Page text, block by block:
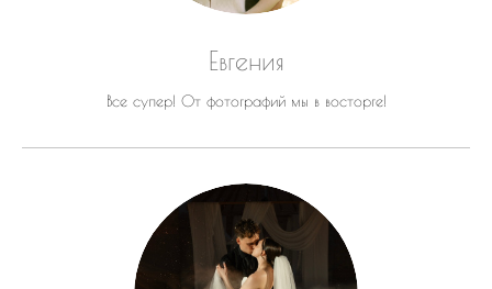
Евгения
Все супер! От фотографий мы в восторге!